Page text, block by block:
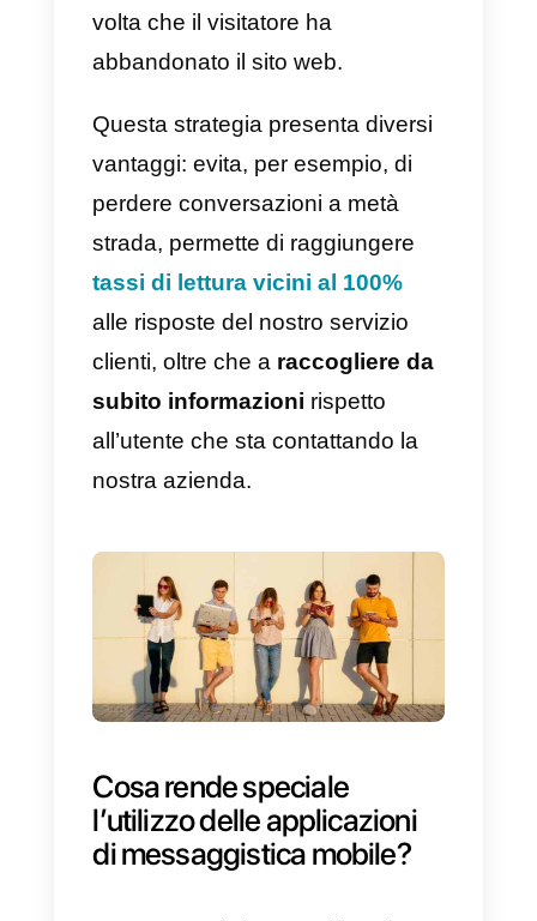
Perchè utilizzare
WhatsApp o Facebook
Messenger per fornire
assistenza?
Al fine di restare al passo di
questa evoluzione, sempre più
aziende stanno spostando il loro
installatedall’utente, cosí da
mantenere attiva l’interazione